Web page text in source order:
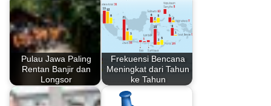
Pulau Jawa Paling
Rentan Banjir dan
Longsor
Frekuensi Bencana
Meningkat dari Tahun
ke Tahun